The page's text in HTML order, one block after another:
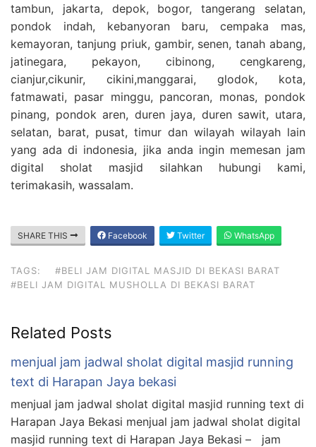
tambun, jakarta, depok, bogor, tangerang selatan,
pondok indah, kebanyoran baru, cempaka mas,
kemayoran, tanjung priuk, gambir, senen, tanah abang,
jatinegara, pekayon, cibinong, cengkareng,
cianjur,cikunir, cikini,manggarai, glodok, kota,
fatmawati, pasar minggu, pancoran, monas, pondok
pinang, pondok aren, duren jaya, duren sawit, utara,
selatan, barat, pusat, timur dan wilayah wilayah lain
yang ada di indonesia, jika anda ingin memesan jam
digital sholat masjid silahkan hubungi kami,
terimakasih, wassalam.
SHARE THIS Facebook Twitter WhatsApp
TAGS:
#BELI JAM DIGITAL MASJID DI BEKASI BARAT
#BELI JAM DIGITAL MUSHOLLA DI BEKASI BARAT
Related Posts
menjual jam jadwal sholat digital masjid running
text di Harapan Jaya bekasi
menjual jam jadwal sholat digital masjid running text di
Harapan Jaya Bekasi menjual jam jadwal sholat digital
masjid running text di Harapan Jaya Bekasi – jam